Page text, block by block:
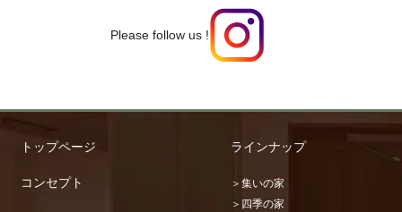
Please follow us !
トップページ
コンセプト
ラインナップ
＞集いの家
＞四季の家